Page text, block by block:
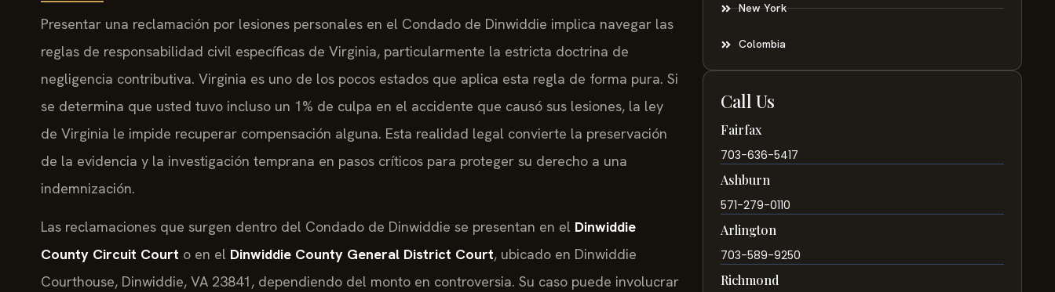
Presentar una reclamación por lesiones personales en el Condado de Dinwiddie implica navegar las
reglas de responsabilidad civil específicas de Virginia, particularmente la estricta doctrina de
negligencia contributiva. Virginia es uno de los pocos estados que aplica esta regla de forma pura. Si
se determina que usted tuvo incluso un 1% de culpa en el accidente que causó sus lesiones, la ley
de Virginia le impide recuperar compensación alguna. Esta realidad legal convierte la preservación
de la evidencia y la investigación temprana en pasos críticos para proteger su derecho a una
indemnización.
Las reclamaciones que surgen dentro del Condado de Dinwiddie se presentan en el Dinwiddie
County Circuit Court o en el Dinwiddie County General District Court, ubicado en Dinwiddie
Courthouse, Dinwiddie, VA 23841, dependiendo del monto en controversia. Su caso puede involucrar
New York
Colombia
Call Us
Fairfax
703-636-5417
Ashburn
571-279-0110
Arlington
703-589-9250
Richmond